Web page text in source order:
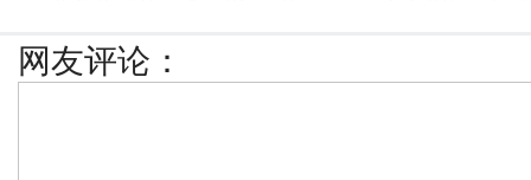
网友评论：